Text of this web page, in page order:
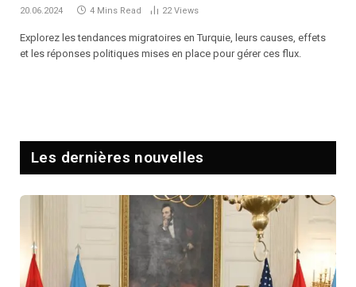
20.06.2024 4 Mins Read 22Views
Explorez les tendances migratoires en Turquie, leurs causes, effets
et les réponses politiques mises en place pour gérer ces flux.
Les dernières nouvelles